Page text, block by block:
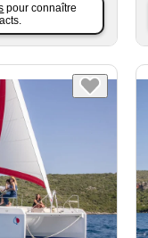
pour connaître